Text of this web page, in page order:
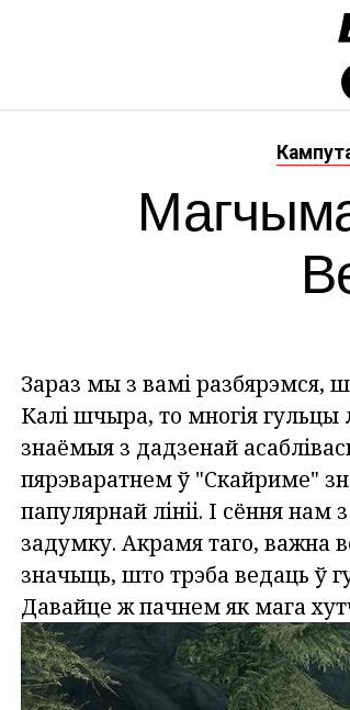
Зараз мы з вамі разбярэмся,
Калі шчыра, то многія
знаёмыя з дадзенай
пярэваратнем ў "Скайриме"
папулярнай лініі. І сёння нам
задумку. Акрамя таго, важна
значыць, што трэба ведаць ў
Давайце ж пачнем як мага